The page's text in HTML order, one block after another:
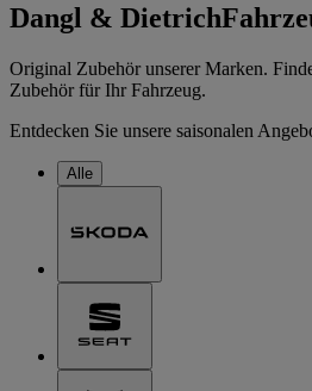
Dangl & Dietrich
Original Zubehör unserer Marken.
Zubehör für Ihr Fahrzeug.
Entdecken Sie unsere saisonalen
Alle